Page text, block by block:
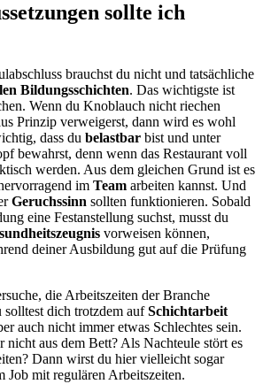
sollte ich
brauchst du nicht und tatsächliche
Bildungsschichten. Das wichtigste ist
Wenn du Knoblauch nicht riechen
Prinzip verweigerst, dann wird es wohl
dass du belastbar bist und unter
bewahrst, denn wenn das Restaurant voll
werden. Aus dem gleichen Grund ist es
im Team arbeiten kannst. Und
Geruchssinn sollten funktionieren. Sobald
eine Festanstellung suchst, musst du
vorweisen können,
deiner Ausbildung gut auf die Prüfung
die Arbeitszeiten der Branche
solltest dich trotzdem aufSchichtarbeit
auch nicht immer etwas Schlechtes sein.
aus dem Bett? Als Nachteule stört es
Dann wirst du hier vielleicht sogar
Job mit regulären Arbeitszeiten.